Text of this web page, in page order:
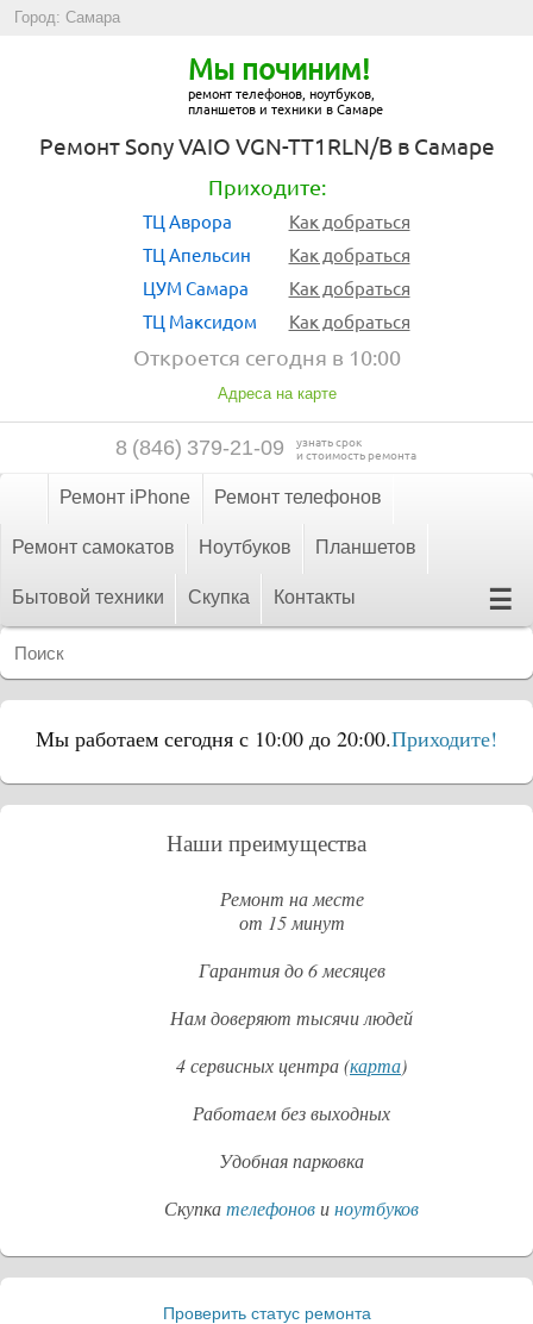
Город: Самара
Мы починим!
ремонт телефонов, ноутбуков,
планшетов и техники в Самаре
Ремонт Sony VAIO VGN-TT1RLN/B в Самаре
Приходите:
ТЦ Аврора
Как добраться
ТЦ Апельсин
Как добраться
ЦУМ Самара
Как добраться
ТЦ Максидом
Как добраться
Откроется сегодня в 10:00
Адреса на карте
8 (846) 379-21-09 узнать срок
и стоимость ремонта
☰
Ремонт iPhone Ремонт телефонов
Ремонт самокатов Ноутбуков Планшетов
Бытовой техники Скупка Контакты
Мы работаем сегодня с 10:00 до 20:00.Приходите!
Наши преимущества
Ремонт на месте
от 15 минут
Гарантия до 6 месяцев
Нам доверяют тысячи людей
4 сервисных центра (карта)
Работаем без выходных
Удобная парковка
Скупкателефоновиноутбуков
Проверить статус ремонта